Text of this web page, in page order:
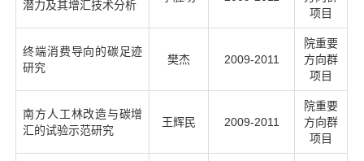
潜力及其增汇技术分析
项目
终端消费导向的碳足迹
研究
樊杰 2009-2011
院重要
方向群
项目
南方人工林改造与碳增
汇的试验示范研究
王辉民 2009-2011
院重要
方向群
项目